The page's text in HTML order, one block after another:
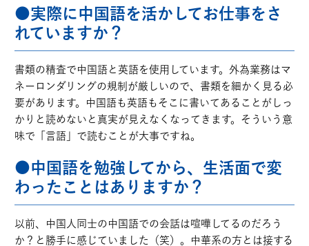
●実際に中国語を活かしてお仕事をさ
れていますか？
書類の精査で中国語と英語を使用しています。外為業務はマ
ネーロンダリングの規制が厳しいので、書類を細かく見る必
要があります。中国語も英語もそこに書いてあることがしっ
かりと読めないと真実が見えなくなってきます。そういう意
味で「言語」で読むことが大事ですね。
●中国語を勉強してから、生活面で変
わったことはありますか？
以前、中国人同士の中国語での会話は喧嘩してるのだろう
か？と勝手に感じていました（笑）。中華系の方とは接する